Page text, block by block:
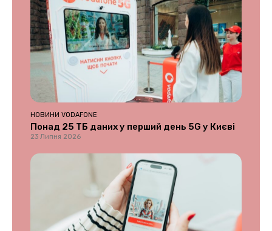
НОВИНИ VODAFONE
Понад 25 ТБ даних у перший день 5G у Києві
23 Липня 2026